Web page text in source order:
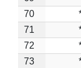
70
71
72
73